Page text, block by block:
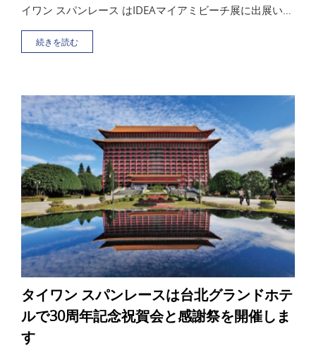
イワン スパンレース はIDEAマイアミビーチ展に出展いた
します。最新技術と環境に優しい素材を組み合わせたス
パンレースを展示
続きを読む
タイワン スパンレースは台北グランドホテ
ルで30周年記念祝賀会と感謝祭を開催しま
す